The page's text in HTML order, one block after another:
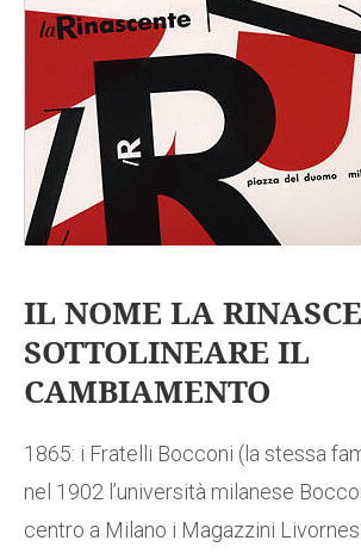
IL NOME LA
SOTTOLINEARE IL
CAMBIAMENTO
1865: i Fratelli Bocconi (la stessa
nel 1902 l’università milanese
centro a Milano i Magazzini